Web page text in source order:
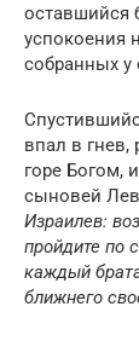
оставшийся
успокоения
собранных у
впал в гнев,
горе Богом,
сыновей
Израилев:
пройдите по
каждый
ближнего